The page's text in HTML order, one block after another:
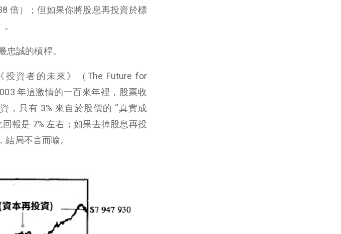
倍）；但如果你將股息再投資於標
誠的槓桿。
資者的未來》（The Future for
年這激情的一百來年裡，股票收
只有 3% 來自於股價的 “真實成
報是 7% 左右；如果去掉股息再投
局不言而喻。